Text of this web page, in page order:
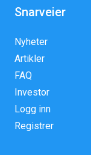
Snarveier
Nyheter
Artikler
FAQ
Investor
Logg inn
Registrer